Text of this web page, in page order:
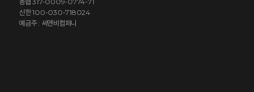
신한 100-030-718024
예금주 : 씨앤비컴퍼니